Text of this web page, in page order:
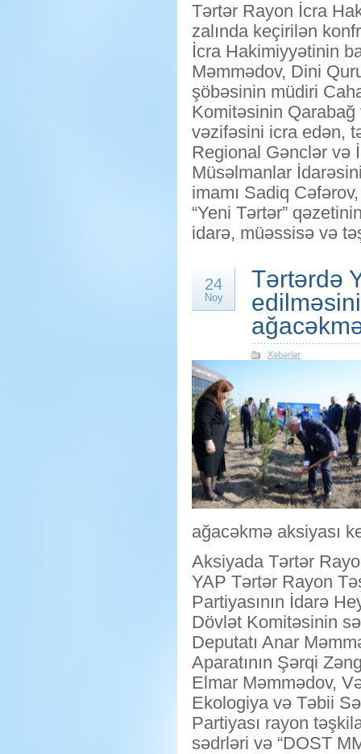
Tərtər Rayon İcra
zalında keçirilən
İcra Hakimiyyətinin
Məmmədov, Dini
şöbəsinin müdiri
Komitəsinin
vəzifəsini icra edən,
Regional Gənclər və
Müsəlmanlar
imamı Sadiq
“Yeni Tərtər”
idarə, müəssisə və
24
Noy
Tərtərdə
Xəbərlər
ağacəkmə aksiyası
Aksiyada Tərtər
YAP Tərtər Rayon
Partiyasının İdarə
Dövlət Komitəsinin
Deputatı Anar
Aparatının Şərqi
Elmar Məmmədov,
Ekologiya və Təbii
Partiyası rayon
sədrləri və “DOST